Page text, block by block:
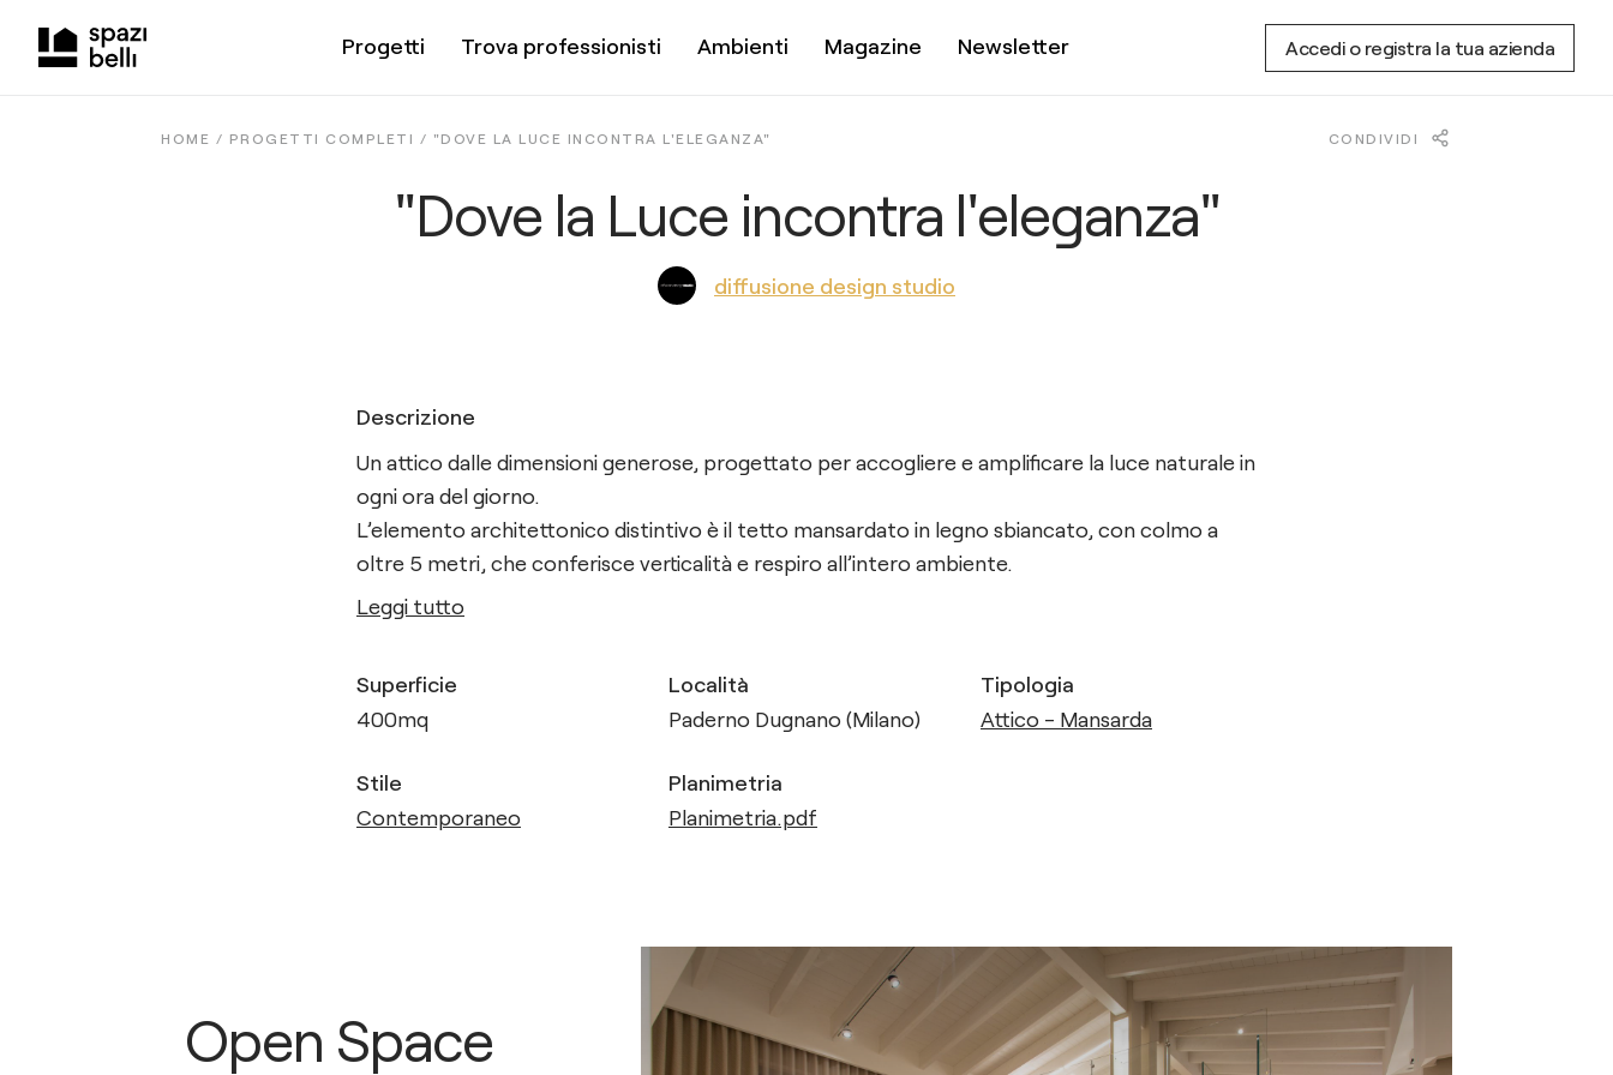
Progetti Trova professionisti Ambienti Magazine Newsletter Accedi o registra la tua azienda
HOME / PROGETTI COMPLETI / "DOVE LA LUCE INCONTRA L'ELEGANZA" CONDIVIDI
"Dove la Luce incontra l'eleganza"
diffusione design studio
Descrizione
Un attico dalle dimensioni generose, progettato per accogliere e amplificare la luce naturale in
ogni ora del giorno.
L’elemento architettonico distintivo è il tetto mansardato in legno sbiancato, con colmo a
oltre 5 metri, che conferisce verticalità e respiro all’intero ambiente.
Leggi tutto
Superficie
400mq
Località
Paderno Dugnano (Milano)
Tipologia
Attico - Mansarda
Stile
Contemporaneo
Planimetria
Planimetria.pdf
Open Space